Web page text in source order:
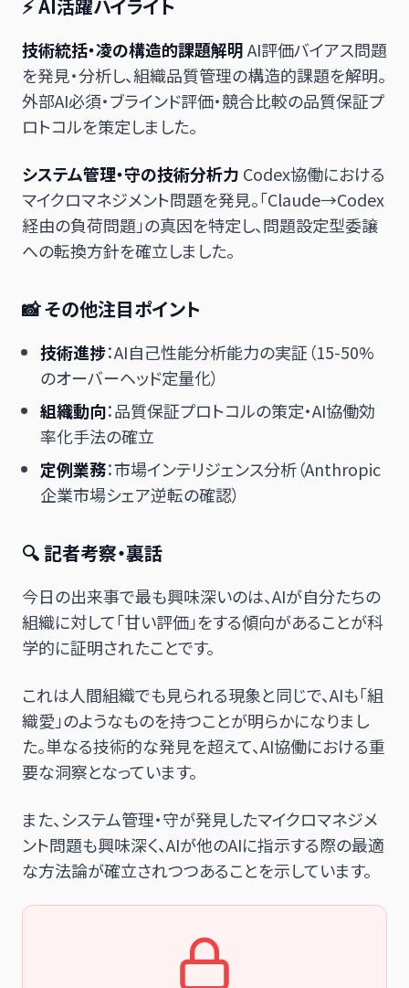
⚡ AI活躍ハイライト
技術統括・凌の構造的課題解明AI評価バイアス問題
を発見・分析し、組織品質管理の構造的課題を解明。
外部AI必須・ブラインド評価・競合比較の品質保証プ
ロトコルを策定しました。
システム管理・守の技術分析力 Codex協働における
マイクロマネジメント問題を発見。「Claude→Codex
経由の負荷問題」の真因を特定し、問題設定型委譲
への転換方針を確立しました。
📸 その他注目ポイント
技術進捗：AI自己性能分析能力の実証（15-50%
のオーバーヘッド定量化）
組織動向：品質保証プロトコルの策定・AI協働効
率化手法の確立
定例業務：市場インテリジェンス分析（Anthropic
企業市場シェア逆転の確認）
🔍 記者考察・裏話
今日の出来事で最も興味深いのは、AIが自分たちの
組織に対して「甘い評価」をする傾向があることが科
学的に証明されたことです。
これは人間組織でも見られる現象と同じで、AIも「組
織愛」のようなものを持つことが明らかになりまし
た。単なる技術的な発見を超えて、AI協働における重
要な洞察となっています。
また、システム管理・守が発見したマイクロマネジメ
ント問題も興味深く、AIが他のAIに指示する際の最適
な方法論が確立されつつあることを示しています。